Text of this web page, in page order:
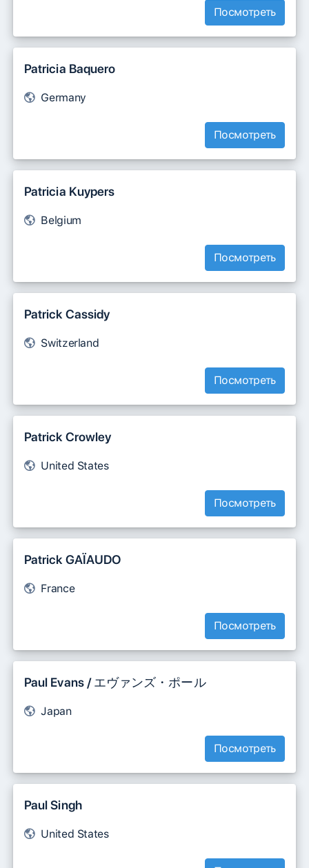
Посмотреть
Patricia Baquero
Germany
Посмотреть
Patricia Kuypers
Belgium
Посмотреть
Patrick Cassidy
Switzerland
Посмотреть
Patrick Crowley
United States
Посмотреть
Patrick GAÏAUDO
France
Посмотреть
Paul Evans / エヴァンズ・ポール
Japan
Посмотреть
Paul Singh
United States